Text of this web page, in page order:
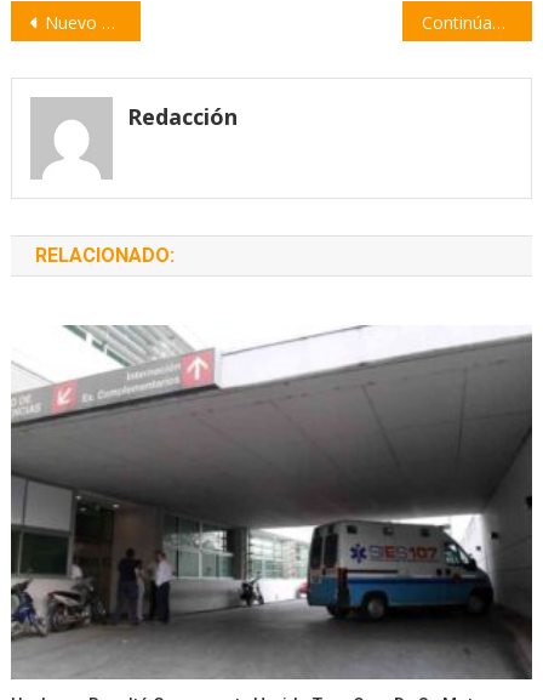
Navegación
entradas
Nuevo vehículo para el área municipal de Veterinaria Continúan los trabajos en la conexión vial entre Cañada Rica y Gral. Gelly
Redacción
RELACIONADO: